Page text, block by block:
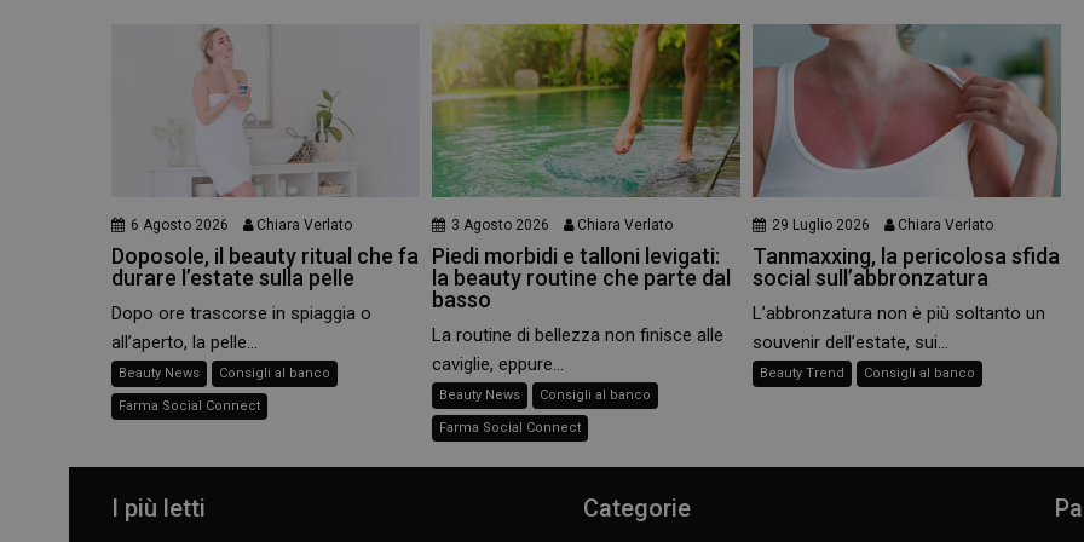
6 Agosto 2026 Chiara Verlato
Doposole, il beauty ritual che fa
durare l’estate sulla pelle
Dopo ore trascorse in spiaggia o
all’aperto, la pelle...
Beauty News Consigli al banco
Farma Social Connect
3 Agosto 2026 Chiara Verlato
Piedi morbidi e talloni levigati:
la beauty routine che parte dal
basso
La routine di bellezza non finisce alle
caviglie, eppure...
Beauty News Consigli al banco
Farma Social Connect
29 Luglio 2026 Chiara Verlato
Tanmaxxing, la pericolosa sfida
social sull’abbronzatura
L’abbronzatura non è più soltanto un
souvenir dell’estate, sui...
Beauty Trend Consigli al banco
I più letti Categorie